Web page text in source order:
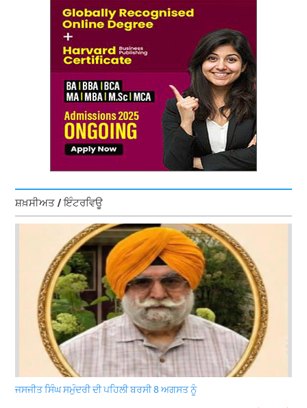
ਸ਼ਖ਼ਸੀਅਤ / ਇੰਟਰਵਿਊ
ਜਸਜੀਤ ਸਿੰਘ ਸਮੁੰਦਰੀ ਦੀ ਪਹਿਲੀ ਬਰਸੀ 8 ਅਗਸਤ ਨੂੰ